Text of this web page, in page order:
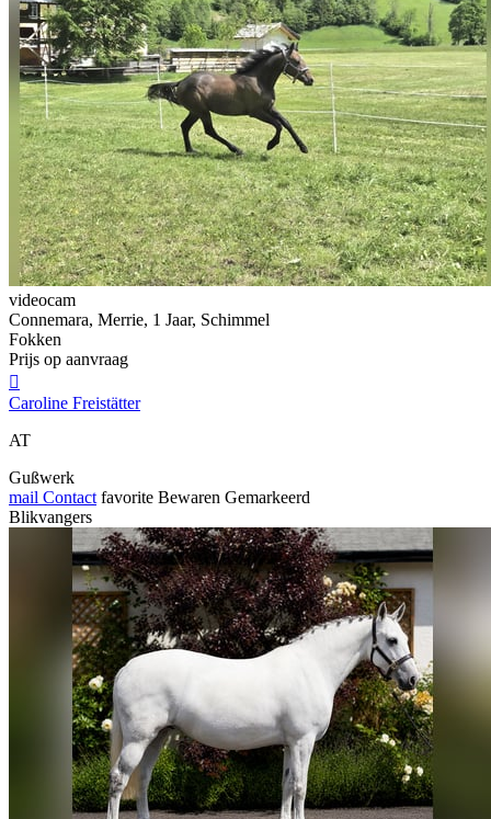
videocam
Connemara, Merrie, 1 Jaar, Schimmel
Fokken
Prijs op aanvraag

Caroline Freistätter
AT
Gußwerk
mail Contact favorite Bewaren Gemarkeerd
Blikvangers